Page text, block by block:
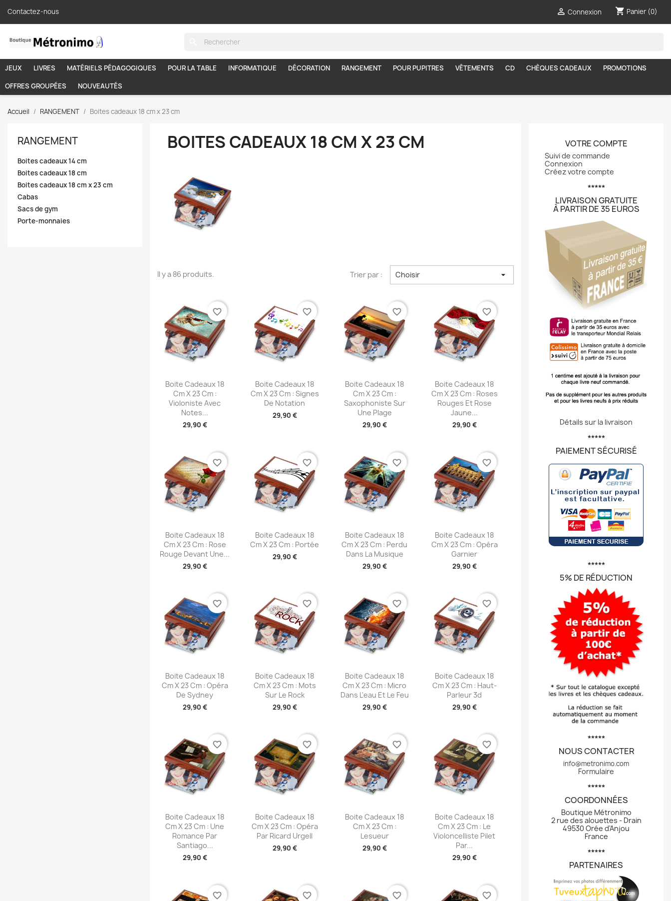
Contactez-nous  Connexion shopping_cart Panier (0)
JEUX LIVRES MATÉRIELS PÉDAGOGIQUES POUR LA TABLE INFORMATIQUE DÉCORATION RANGEMENT POUR PUPITRES VÊTEMENTS CD CHÈQUES CADEAUX
PROMOTIONS
OFFRES GROUPÉES
NOUVEAUTÉS
Accueil RANGEMENT Boites cadeaux 18 cm x 23 cm
RANGEMENT
Boites cadeaux 14 cm
Boites cadeaux 18 cm
Boites cadeaux 18 cm x 23 cm
Cabas
Sacs de gym
Porte-monnaies
BOITES CADEAUX 18 CM X 23 CM
Il y a 86 produits. Trier par : Choisir 
Aperçu rapide
Boite Cadeaux 18
Cm X 23 Cm :
Violoniste Avec
Notes...
29,90 €
favorite_border
Aperçu rapide
Boite Cadeaux 18
Cm X 23 Cm : Signes
De Notation
29,90 €
favorite_border
Aperçu rapide
Boite Cadeaux 18
Cm X 23 Cm :
Saxophoniste Sur
Une Plage
29,90 €
favorite_border
Aperçu rapide
Boite Cadeaux 18
Cm X 23 Cm : Roses
Rouges Et Rose
Jaune...
29,90 €
favorite_border
Aperçu rapide
Boite Cadeaux 18
Cm X 23 Cm : Rose
Rouge Devant Une...
29,90 €
favorite_border
Aperçu rapide
Boite Cadeaux 18
Cm X 23 Cm : Portée
29,90 €
favorite_border
Aperçu rapide
Boite Cadeaux 18
Cm X 23 Cm : Perdu
Dans La Musique
29,90 €
favorite_border
Aperçu rapide
Boite Cadeaux 18
Cm X 23 Cm : Opéra
Garnier
29,90 €
favorite_border
Aperçu rapide
Boite Cadeaux 18
Cm X 23 Cm : Opéra
De Sydney
29,90 €
favorite_border
Aperçu rapide
Boite Cadeaux 18
Cm X 23 Cm : Mots
Sur Le Rock
29,90 €
favorite_border
Aperçu rapide
Boite Cadeaux 18
Cm X 23 Cm : Micro
Dans L'eau Et Le Feu
29,90 €
favorite_border
Aperçu rapide
Boite Cadeaux 18
Cm X 23 Cm : Haut-
Parleur 3d
29,90 €
favorite_border
Aperçu rapide
Boite Cadeaux 18
Cm X 23 Cm : Une
Romance Par
Santiago...
29,90 €
favorite_border
Aperçu rapide
Boite Cadeaux 18
Cm X 23 Cm : Opéra
Par Ricard Urgell
29,90 €
favorite_border
Aperçu rapide
Boite Cadeaux 18
Cm X 23 Cm :
Lesueur
29,90 €
favorite_border
Aperçu rapide
Boite Cadeaux 18
Cm X 23 Cm : Le
Violoncelliste Pilet
Par...
29,90 €
favorite_border
favorite_border favorite_border favorite_border favorite_border
VOTRE COMPTE
Suivi de commande
Connexion
Créez votre compte
*****
LIVRAISON GRATUITE
À PARTIR DE 35 EUROS
Détails sur la livraison
*****
PAIEMENT SÉCURISÉ
*****
5% DE RÉDUCTION
*****
NOUS CONTACTER
info@metronimo.com
Formulaire
*****
COORDONNÉES
Boutique Métronimo
2 rue des alouettes - Drain
49530 Orée d'Anjou
France
*****
PARTENAIRES